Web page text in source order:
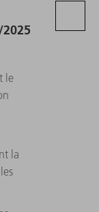
le
la